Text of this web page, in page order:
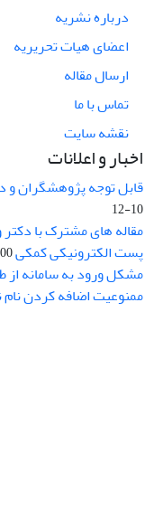
درباره نشریه
اعضای هیات تحریریه
ارسال مقاله
تماس با ما
نقشه سایت
اخبار و اعلانات
قابل توجه پژوهشگران و
10-12
مقاله های مشترک با
پست الکترونیکی کمکی03
مشکل ورود به سامانه از
ممنوعیت اضافه کردن